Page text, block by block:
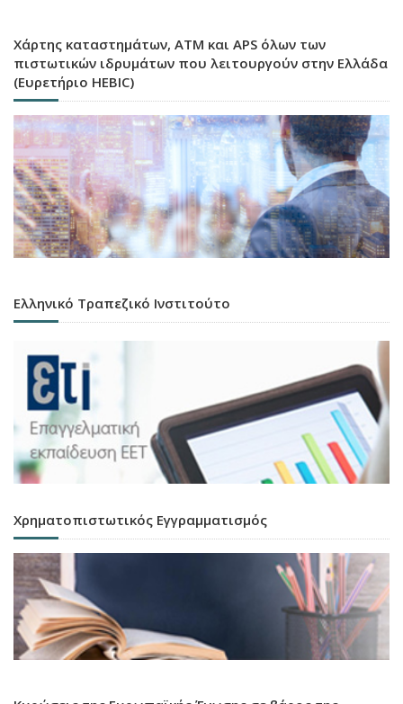
Χάρτης καταστημάτων, ATM και APS όλων των
πιστωτικών ιδρυμάτων που λειτουργούν στην Ελλάδα
(Ευρετήριο HEBIC)
Ελληνικό Τραπεζικό Ινστιτούτο
Χρηματοπιστωτικός Εγγραμματισμός